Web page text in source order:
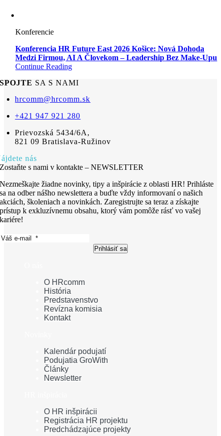
Konferencie
Konferencia HR Future East 2026 Košice: Nová Dohoda
Medzi Firmou, AI A Človekom – Leadership Bez Make-Upu
Continue Reading
SPOJTE SA S NAMI
hrcomm@hrcomm.sk
+421 947 921 280
Prievozská 5434/6A,
821 09 Bratislava-Ružinov
nás
Zostaňte s nami v kontakte – NEWSLETTER
Nezmeškajte žiadne novinky, tipy a inšpirácie z oblasti HR! Prihláste
sa na odber nášho newslettera a buďte vždy informovaní o našich
akciách, školeniach a novinkách. Zaregistrujte sa teraz a získajte
prístup k exkluzívnemu obsahu, ktorý vám pomôže rásť vo vašej
kariére!
Prihlásiť sa
O HRcomm
História
Predstavenstvo
Revízna komisia
Kontakt
Kalendár podujatí
Podujatia GroWith
Články
Newsletter
O HR inšpirácii
Registrácia HR projektu
Predchádzajúce projekty